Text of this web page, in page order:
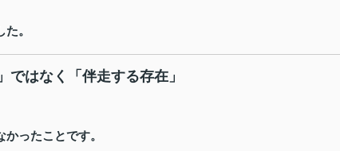
。
はなく「伴走する存在」
ったことです。